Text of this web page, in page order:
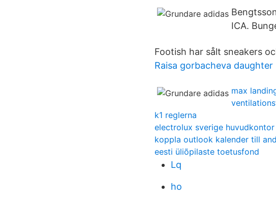
ICA.
Footish har sålt sneakers
Raisa gorbacheva daughter
max
k1 reglerna
electrolux sverige huvudkontor
koppla outlook kalender till
eesti üliõpilaste toetusfond
Lq
ho